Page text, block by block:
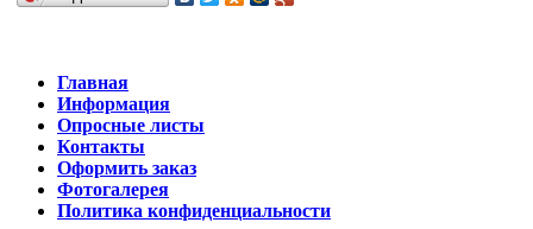
Главная
Информация
Опросные листы
Контакты
Оформить заказ
Фотогалерея
Политика конфиденциальности